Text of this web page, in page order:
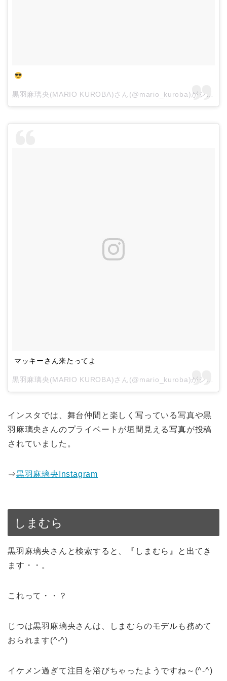
黒羽麻璃央(MARIO KUROBA)さん(@mario_kuroba)がシェアした投稿 –
マッキーさん来たってよ
黒羽麻璃央(MARIO KUROBA)さん(@mario_kuroba)がシェアした投稿 –
インスタでは、舞台仲間と楽しく写っている写真や黒
羽麻璃央さんのプライベートが垣間見える写真が投稿
されていました。
⇒黒羽麻璃央Instagram
しまむら
黒羽麻璃央さんと検索すると、『しまむら』と出てき
ます・・。
これって・・？
じつは黒羽麻璃央さんは、しまむらのモデルも務めて
おられます(^-^)
イケメン過ぎて注目を浴びちゃったようですね～(^-^)